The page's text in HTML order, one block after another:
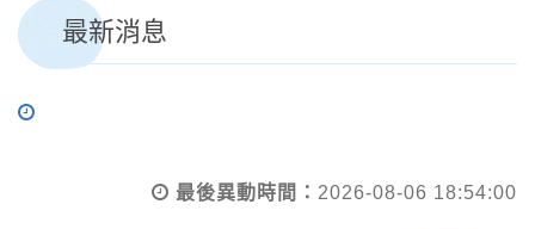
最新消息
最後異動時間： 2026-08-06 18:54:00